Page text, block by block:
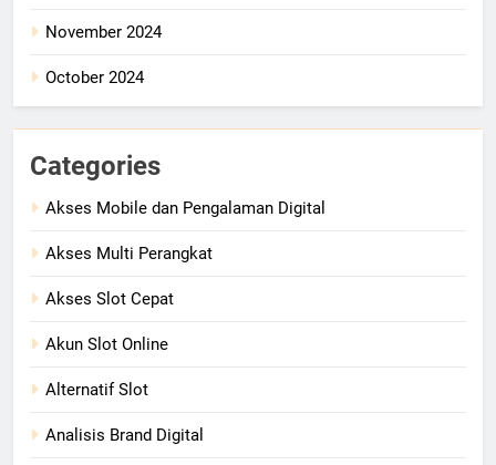
November 2024
October 2024
Categories
Akses Mobile dan Pengalaman Digital
Akses Multi Perangkat
Akses Slot Cepat
Akun Slot Online
Alternatif Slot
Analisis Brand Digital